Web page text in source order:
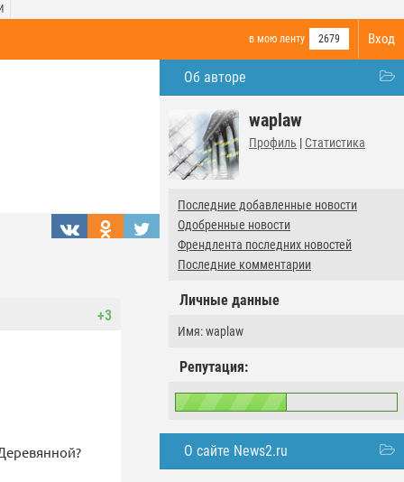
Вход
в мою ленту 2679
Об авторе
waplaw
Профиль | Статистика
Последние добавленные новости
Одобренные новости
Френдлента последних новостей
Последние комментарии
Личные данные
Имя: waplaw
Репутация:
О сайте News2.ru
+3